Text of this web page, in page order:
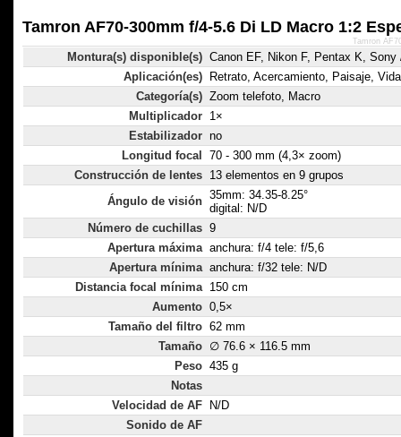
Tamron AF70-300mm f/4-5.6 Di LD Macro 1:2
Montura(s) disponible(s) Canon EF, Nikon F, Pentax K, Sony
Aplicación(es)
Retrato, Acercamiento, Paisaje,
Categoría(s) Zoom telefoto, Macro
Multiplicador 1×
Estabilizador no
Longitud focal
70 - 300 mm (4,3× zoom)
Construcción de lentes 13 elementos en 9 grupos
Ángulo de visión 35mm: 34.35-8.25°
digital: N/D
Número de cuchillas 9
Apertura máxima anchura: f/4 tele: f/5,6
Apertura mínima anchura: f/32 tele: N/D
Distancia focal mínima 150 cm
Aumento 0,5×
Tamaño del filtro 62 mm
Tamaño ∅ 76.6 × 116.5 mm
Peso 435 g
Notas
Velocidad de AF
N/D
Sonido de AF
Tamron